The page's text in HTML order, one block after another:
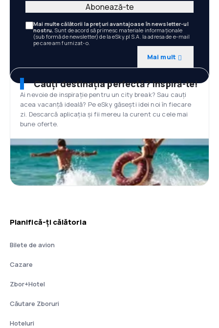
Mai multe călătorii la prețuri avantajoase în newsletter-ul
nostru. Sunt de acord să primesc materiale informaționale
(sub formă de newsletter) de la eSky.pl S.A. la adresa de e-mail
pe care am furnizat-o.
Mai mult
Abonează-te
Cauți destinația perfectă? Inspiră-te!
Ai nevoie de inspirație pentru un city break? Sau cauți
acea vacanță ideală? Pe eSky găsești idei noi în fiecare
zi. Descarcă aplicația și fii mereu la curent cu cele mai
bune oferte.
Planifică-ți călătoria
Bilete de avion
Cazare
Zbor+Hotel
Căutare Zboruri
Hoteluri